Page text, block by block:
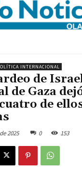
INTERNACIONAL
de
de Gaza
de
2025 0 153